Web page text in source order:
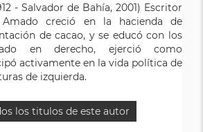
- Salvador de Bahía, 2001) Escritor
Amado creció en la hacienda de
de cacao, y se educó con los
en derecho, ejerció como
activamente en la vida política de
de izquierda.
los titulos de este autor